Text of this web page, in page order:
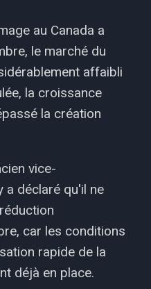
au Canada a
le marché du
affaibli
la croissance
la création
vice-
a déclaré qu'il ne
car les conditions
rapide de la
déjà en place.